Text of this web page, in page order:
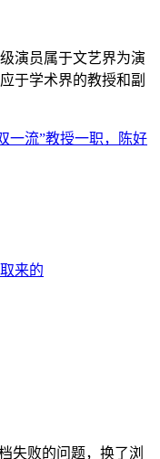
演员属于文艺界为演
于学术界的教授和副
一流”教授一职，陈好
来的
失败的问题，换了浏